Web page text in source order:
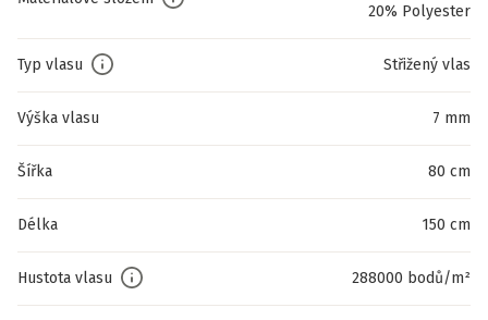
20% Polyester
Typ vlasu Střižený vlas
Výška vlasu 7 mm
Šířka 80 cm
Délka 150 cm
Hustota vlasu 288000 bodů/m²